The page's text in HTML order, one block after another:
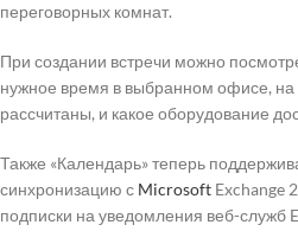
переговорных комнат.
При создании встречи можно
нужное время в выбранном офисе, на
рассчитаны, и какое оборудование
Также «Календарь» теперь
синхронизацию с Microsoft Exchange
подписки на уведомления веб-служб